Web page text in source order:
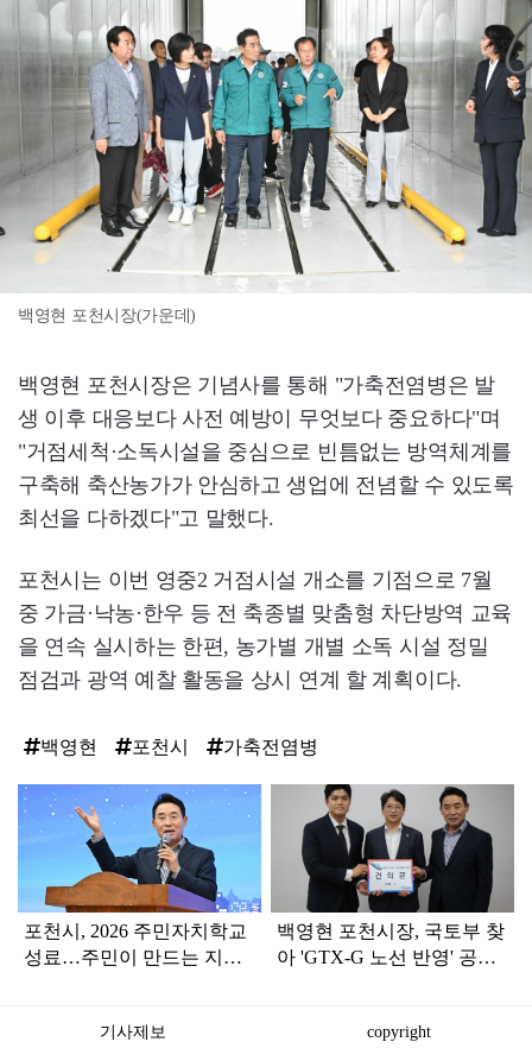
백영현 포천시장(가운데)
백영현 포천시장은 기념사를 통해 "가축전염병은 발
생 이후 대응보다 사전 예방이 무엇보다 중요하다"며
"거점세척·소독시설을 중심으로 빈틈없는 방역체계를
구축해 축산농가가 안심하고 생업에 전념할 수 있도록
최선을 다하겠다"고 말했다.
포천시는 이번 영중2 거점시설 개소를 기점으로 7월
중 가금·낙농·한우 등 전 축종별 맞춤형 차단방역 교육
을 연속 실시하는 한편, 농가별 개별 소독 시설 정밀
점검과 광역 예찰 활동을 상시 연계 할 계획이다.
백영현 포천시 가축전염병
탑
라
포천시, 2026 주민자치학교
성료…주민이 만드는 지역
백영현 포천시장, 국토부 찾
아 'GTX-G 노선 반영' 공식
기사제보 copyright